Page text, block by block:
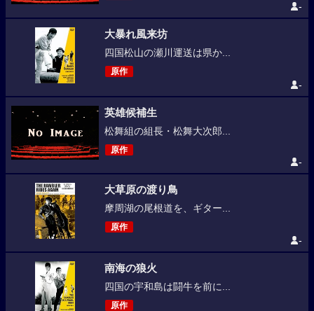
-
大暴れ風来坊
四国松山の瀬川運送は県か...
原作
-
英雄候補生
松舞組の組長・松舞大次郎...
原作
-
大草原の渡り鳥
摩周湖の尾根道を、ギター...
原作
-
南海の狼火
四国の宇和島は闘牛を前に...
原作